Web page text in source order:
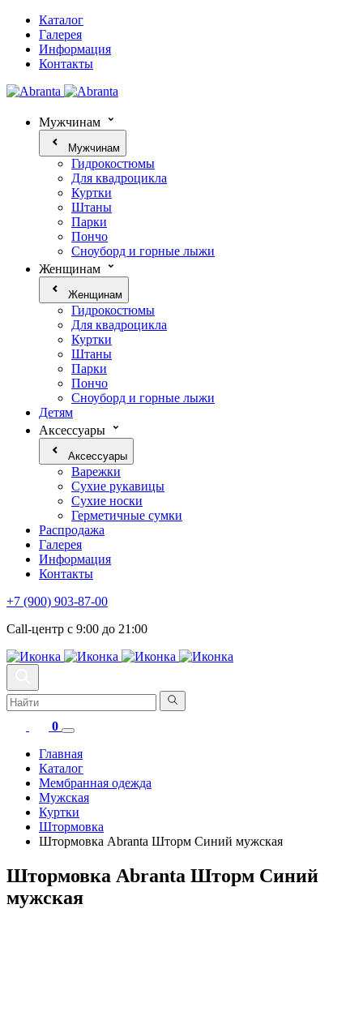
Каталог
Галерея
Информация
Контакты
Мужчинам
Мужчинам
Гидрокостюмы
Для квадроцикла
Куртки
Штаны
Парки
Пончо
Сноуборд и горные лыжи
Женщинам
Женщинам
Гидрокостюмы
Для квадроцикла
Куртки
Штаны
Парки
Пончо
Сноуборд и горные лыжи
Детям
Аксессуары
Аксессуары
Варежки
Сухие рукавицы
Сухие носки
Герметичные сумки
Распродажа
Галерея
Информация
Контакты
+7 (900) 903-87-00
Call-центр с 9:00 до 21:00
0
Главная
Каталог
Мембранная одежда
Мужская
Куртки
Штормовка
Штормовка Abranta Шторм Синий мужская
Штормовка Abranta Шторм Синий
мужская